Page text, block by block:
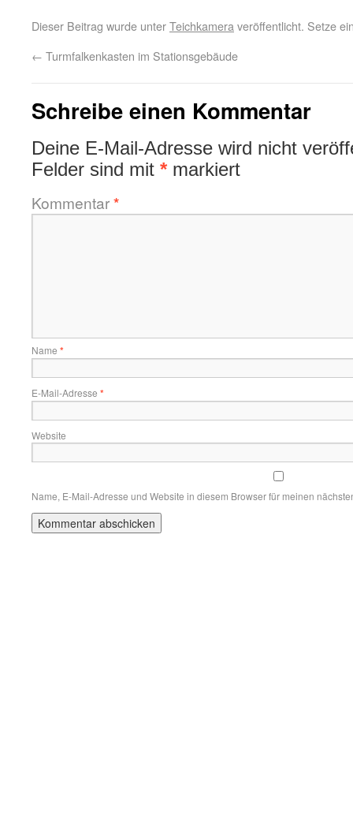
Dieser Beitrag wurde unterTeichkamera veröffentlicht. Setze
← Turmfalkenkasten im Stationsgebäude
Schreibe einen Kommentar
Deine E-Mail-Adresse wird nicht
Felder sind mit * markiert
Kommentar*
Name *
E-Mail-Adresse *
Website
Name, E-Mail-Adresse und Website in diesem Browser für meinen